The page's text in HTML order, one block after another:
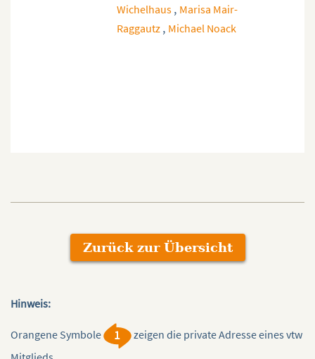
Wichelhaus , Marisa Mair-
Raggautz , Michael Noack
Zurück zur Übersicht
Hinweis:
Orangene Symbole
zeigen die private Adresse eines vtw